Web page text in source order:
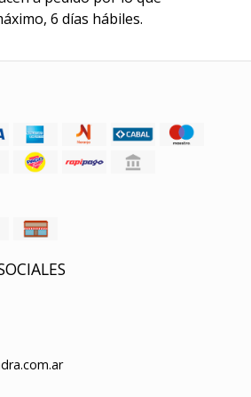
6 días hábiles.